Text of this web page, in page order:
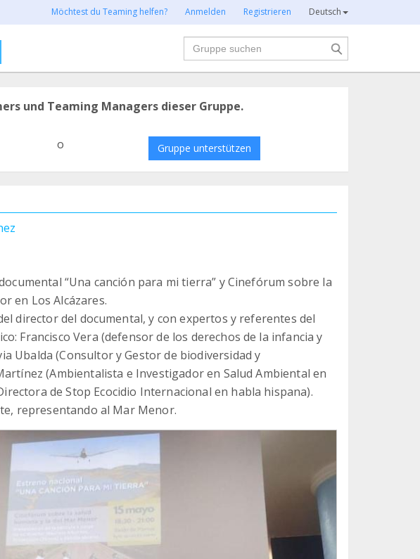
Möchtest du Teaming helfen? Anmelden Registrieren Deutsch
Suche
und Teaming Managers dieser Gruppe.
o Gruppe unterstützen
“Una canción para mi tierra” y Cinefórum sobre la
en Los Alcázares.
director del documental, y con expertos y referentes del
Francisco Vera (defensor de los derechos de la infancia y
Ubalda (Consultor y Gestor de biodiversidad y
(Ambientalista e Investigador en Salud Ambiental en
de Stop Ecocidio Internacional en habla hispana).
representando al Mar Menor.